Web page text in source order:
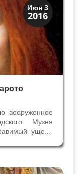
Июн 3
2016
вооруженное
Музея
ущерб
Пизанелло,